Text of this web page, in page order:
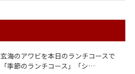
玄海のアワビを本日のランチコースで
「季節のランチコース」「シ…